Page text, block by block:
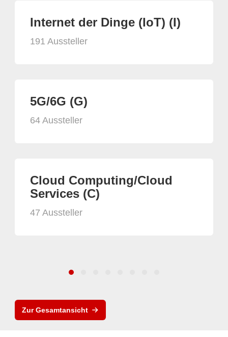
Internet der Dinge (IoT) (I)
191 Aussteller
5G/6G (G)
64 Aussteller
Cloud Computing/Cloud
Services (C)
47 Aussteller
Zur Gesamtansicht